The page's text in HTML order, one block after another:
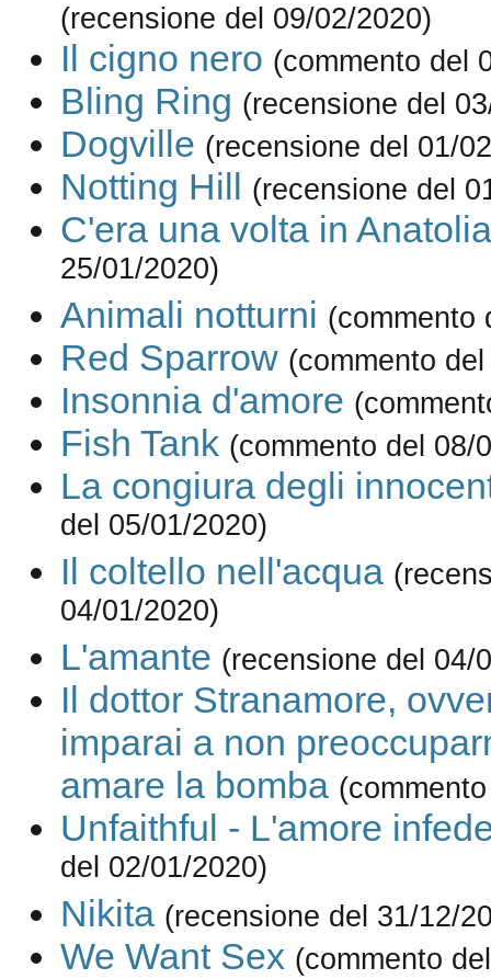
(recensione del 09/02/2020)
Il cigno nero (commento del
Bling Ring (recensione del
Dogville (recensione del 01/
Notting Hill (recensione del
C'era una volta in Anatolia
25/01/2020)
Animali notturni (commento
Red Sparrow (commento
Insonnia d'amore
Fish Tank (commento del 08/
La congiura degli
del 05/01/2020)
Il coltello nell'acqua
04/01/2020)
L'amante (recensione del 04/
Il dottor Stranamore,
imparai a non
amare la bomba
Unfaithful - L'amore
del 02/01/2020)
Nikita (recensione del 31/12/
We Want Sex (commento